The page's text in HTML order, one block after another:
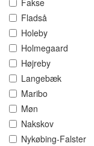
Fakse
Fladså
Holeby
Holmegaard
Højreby
Langebæk
Maribo
Møn
Nakskov
Nykøbing-Falster